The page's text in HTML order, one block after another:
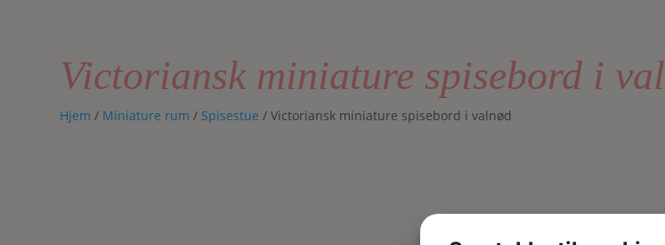
Victoriansk miniature spisebord i
Hjem / Miniature rum / Spisestue / Victoriansk miniature spisebord i valnød